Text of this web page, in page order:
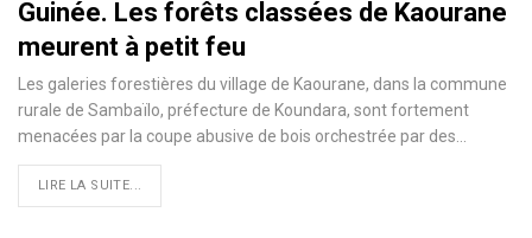
Guinée. Les forêts classées de Kaourane
meurent à petit feu
Les galeries forestières du village de Kaourane, dans la commune
rurale de Sambaïlo, préfecture de Koundara, sont fortement
menacées par la coupe abusive de bois orchestrée par des…
LIRE LA SUITE...